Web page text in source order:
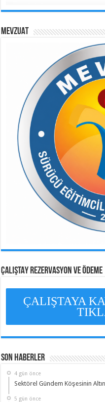
MEVZUAT
ÇALIŞTAY REZERVASYON VE ÖDEME
ÇALIŞTAYA
Son Haberler
4 gün önce
Sektörel Gündem Köşesinin
5 gün önce